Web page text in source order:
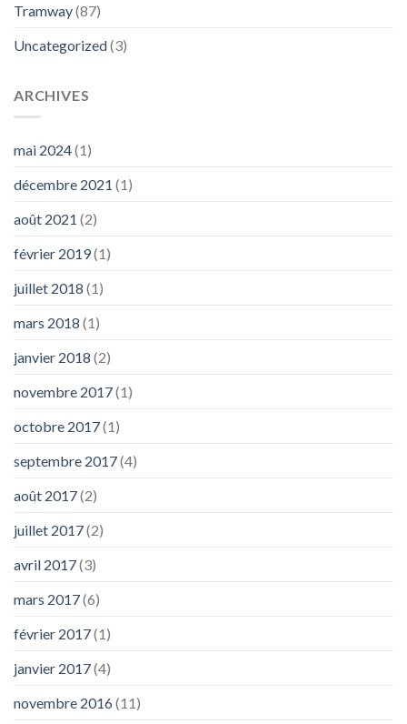
Tramway(87)
Uncategorized(3)
ARCHIVES
mai 2024(1)
décembre 2021 (1)
août 2021 (2)
février 2019(1)
juillet 2018 (1)
mars 2018 (1)
janvier 2018 (2)
novembre 2017(1)
octobre 2017(1)
septembre 2017(4)
août 2017(2)
juillet 2017(2)
avril 2017(3)
mars 2017(6)
février 2017(1)
janvier 2017(4)
novembre 2016(11)